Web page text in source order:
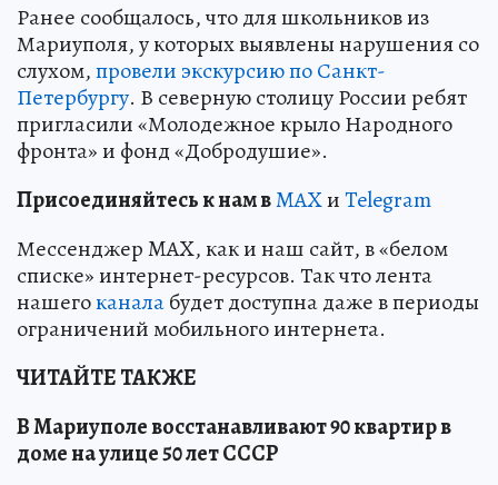
Ранее сообщалось, что для школьников из
Мариуполя, у которых выявлены нарушения со
слухом,провели экскурсию по Санкт-
Петербургу. В северную столицу России ребят
пригласили «Молодежное крыло Народного
фронта» и фонд «Добродушие».
Присоединяйтесь к нам вMAXиTelegram
Мессенджер MAX, как и наш сайт, в «белом
списке» интернет-ресурсов. Так что лента
нашегоканалабудет доступна даже в периоды
ограничений мобильного интернета.
ЧИТАЙТЕ ТАКЖЕ
В Мариуполе восстанавливают 90 квартир в
доме на улице 50 лет СССР